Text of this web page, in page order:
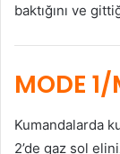
baktığını ve
MODE
Kumandalarda
2’de gaz sol